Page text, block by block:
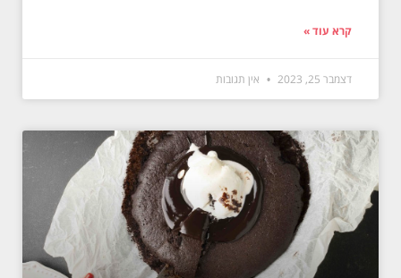
קרא עוד »
דצמבר 25, 2023 אין תגובות